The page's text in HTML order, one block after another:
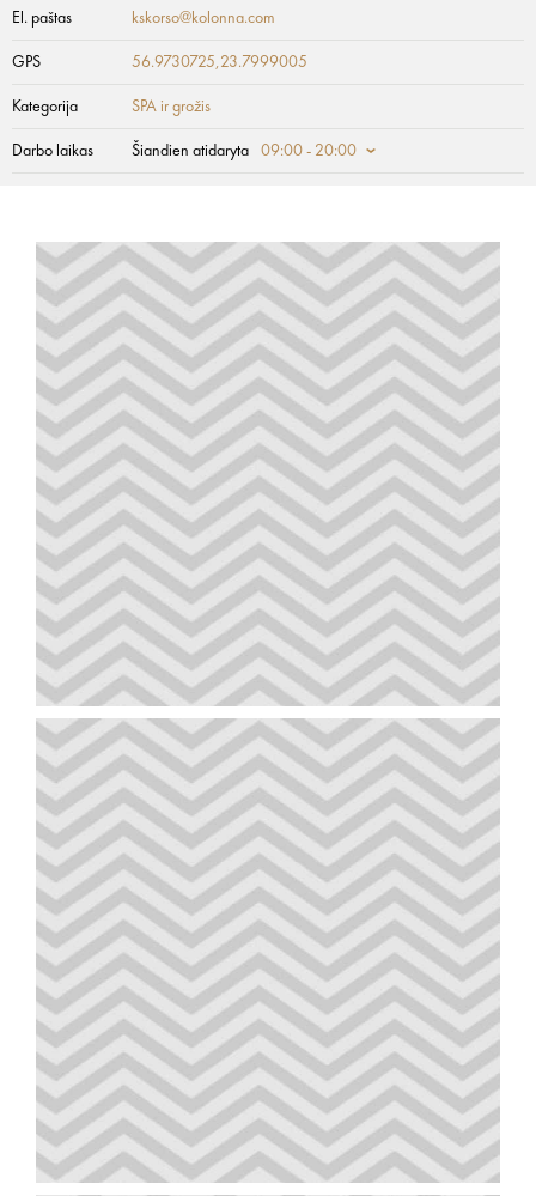
El. paštas kskorso@kolonna.com
GPS 56.9730725,23.7999005
Kategorija SPA ir grožis
Darbo laikas Šiandien atidaryta 09:00 - 20:00